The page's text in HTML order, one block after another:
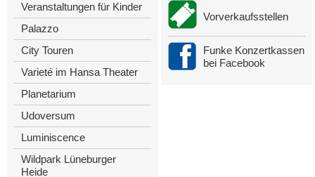
Veranstaltungen für Kinder
Palazzo
City Touren
Varieté im Hansa Theater
Planetarium
Udoversum
Luminiscence
Wildpark Lüneburger
Heide
Vorverkaufsstellen
Funke Konzertkassen
bei Facebook